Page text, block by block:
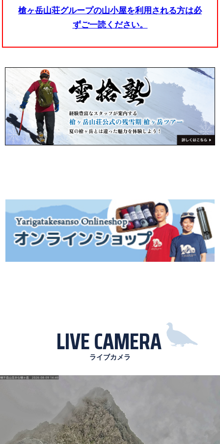
槍ヶ岳山荘グループの山小屋を利用される方は必
ずご一読ください。
LIVE CAMERA
ライブカメラ